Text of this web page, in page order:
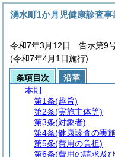
湧水町1か月児健康診査事
令和7年3月12日 告示第9
(令和7年4月1日施行)
条項目次
沿革
本則
第1条(趣旨)
第2条(実施主体等)
第3条(対象者)
第4条(健康診査の実
第5条(費用の負担)
第6条(費用の請求及